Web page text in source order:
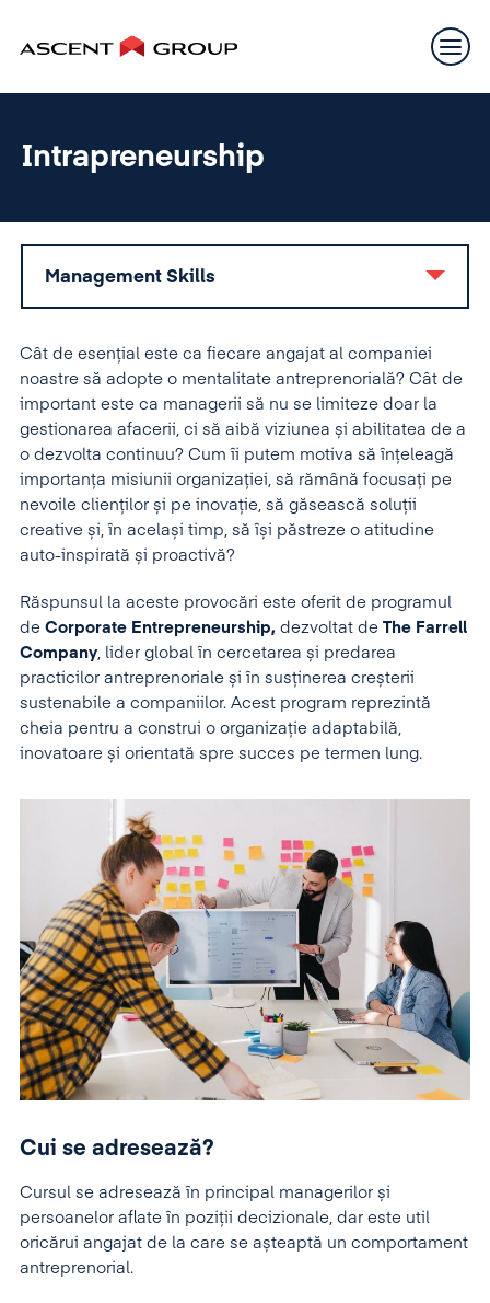
Intrapreneurship
Management Skills
Cât de esențial este ca fiecare angajat al companiei
noastre să adopte o mentalitate antreprenorială? Cât de
important este ca managerii să nu se limiteze doar la
gestionarea afacerii, ci să aibă viziunea și abilitatea de a
o dezvolta continuu? Cum îi putem motiva să înțeleagă
importanța misiunii organizației, să rămână focusați pe
nevoile clienților și pe inovație, să găsească soluții
creative și, în același timp, să își păstreze o atitudine
auto-inspirată și proactivă?
Răspunsul la aceste provocări este oferit de programul
de Corporate Entrepreneurship, dezvoltat de The Farrell
Company, lider global în cercetarea și predarea
practicilor antreprenoriale și în susținerea creșterii
sustenabile a companiilor. Acest program reprezintă
cheia pentru a construi o organizație adaptabilă,
inovatoare și orientată spre succes pe termen lung.
Cui se adresează?
Cursul se adresează în principal managerilor și
persoanelor aflate în poziții decizionale, dar este util
oricărui angajat de la care se așteaptă un comportament
antreprenorial.